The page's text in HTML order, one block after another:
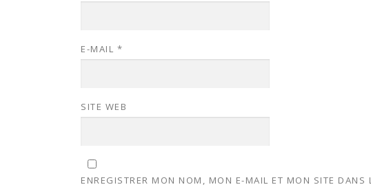
E-MAIL *
SITE WEB
ENREGISTRER MON NOM, MON E-MAIL ET MON SITE DANS